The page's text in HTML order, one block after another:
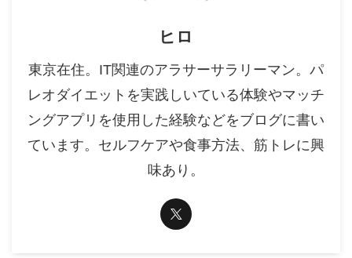
ヒロ
東京在住。IT関連のアラサーサラリーマン。パ
レオダイエットを実践しいている体験やマッチ
ングアプリを使用した経験などをブログに書い
ています。セルフケアや食事方法、筋トレに興
味あり。